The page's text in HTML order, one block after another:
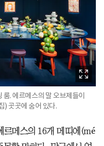
룸. 에르메스의 말 오브제들이
) 곳곳에 숨어 있다.
메스의 16개 메띠에(mé